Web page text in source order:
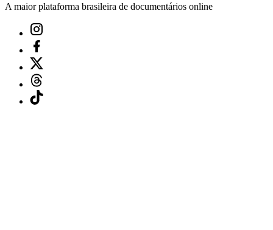
A maior plataforma brasileira de documentários online